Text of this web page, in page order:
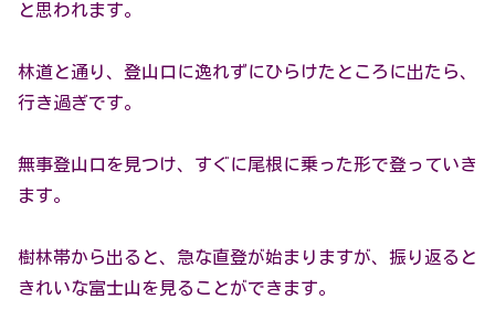
と思われます。
林道と通り、登山口に逸れずにひらけたところに出たら、
行き過ぎです。
無事登山口を見つけ、すぐに尾根に乗った形で登っていき
ます。
樹林帯から出ると、急な直登が始まりますが、振り返ると
きれいな富士山を見ることができます。